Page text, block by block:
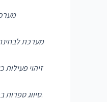
מערכת
זיהוי פעילות
סיווג ספרות: פתח מודל למידת מכונה המסוגל לזהות ספרות בכתב יד. פרויקט זה יכול לכלול עיבוד מקדים של תמונה, חילוץ תכונות ויישום אלגוריתמי סיווג לזיהוי מדויק של ספרות בכתב יד.